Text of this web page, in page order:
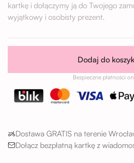
kartkę i dołączymy ją do Twojego
wyjątkowy i osobisty prezent.
Dodaj do
Bezpieczne płatności
Dostawa GRATIS na terenie
Dołącz bezpłatną kartkę z